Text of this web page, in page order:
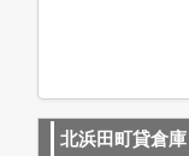
北浜田町貸倉庫